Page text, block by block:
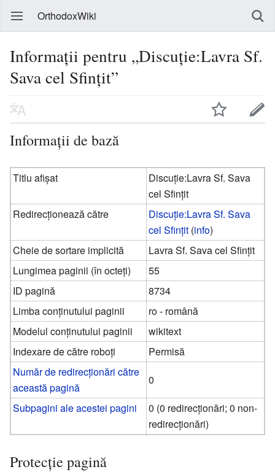
OrthodoxWiki
Informații pentru „Discuție:Lavra Sf.
Sava cel Sfinţit”
Informații de bază
Titlu afișat
Discuție:Lavra Sf. Sava
cel Sfinţit
Redirecționează către
Discuție:Lavra Sf. Sava
cel Sfințit (info)
Cheie de sortare implicită
Lavra Sf. Sava cel Sfinţit
Lungimea paginii (în octeți)
55
ID pagină
8734
Limba conținutului paginii
ro - română
Modelul conținutului paginii
wikitext
Indexare de către roboți
Permisă
Număr de redirecționări către
această pagină
0
Subpagini ale acestei pagini
0 (0 redirecționări; 0 non-
redirecționări)
Protecție pagină